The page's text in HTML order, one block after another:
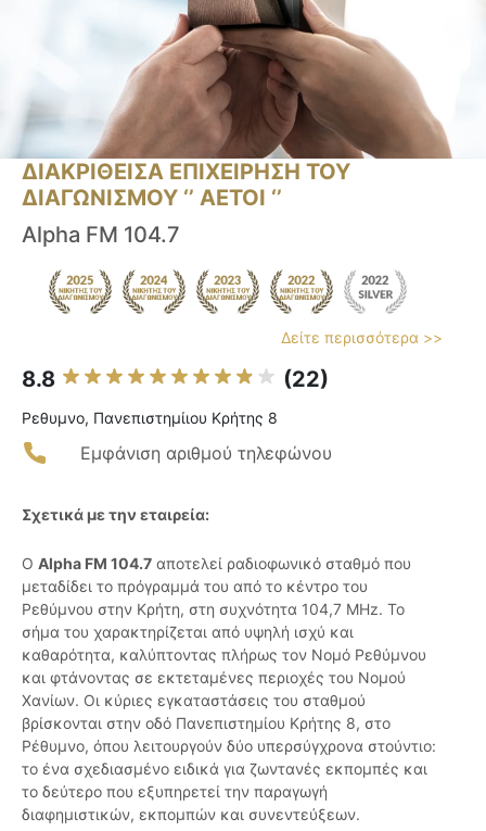
ΔΙΑΚΡΙΘΕΙΣΑ ΕΠΙΧΕΙΡΗΣΗ ΤΟΥ
ΔΙΑΓΩΝΙΣΜΟΥ ‘’ ΑΕΤΟΙ ‘’
Alpha FM 104.7
Δείτε περισσότερα >>
8.8 (22)
Ρεθυμνο, Πανεπιστημίιου Κρήτης 8
Εμφάνιση αριθμού τηλεφώνου
Σχετικά με την εταιρεία:
Ο Alpha FM 104.7 αποτελεί ραδιοφωνικό σταθμό που
μεταδίδει το πρόγραμμά του από το κέντρο του
Ρεθύμνου στην Κρήτη, στη συχνότητα 104,7 MHz. Το
σήμα του χαρακτηρίζεται από υψηλή ισχύ και
καθαρότητα, καλύπτοντας πλήρως τον Νομό Ρεθύμνου
και φτάνοντας σε εκτεταμένες περιοχές του Νομού
Χανίων. Οι κύριες εγκαταστάσεις του σταθμού
βρίσκονται στην οδό Πανεπιστημίου Κρήτης 8, στο
Ρέθυμνο, όπου λειτουργούν δύο υπερσύγχρονα στούντιο:
το ένα σχεδιασμένο ειδικά για ζωντανές εκπομπές και
το δεύτερο που εξυπηρετεί την παραγωγή
διαφημιστικών, εκπομπών και συνεντεύξεων.